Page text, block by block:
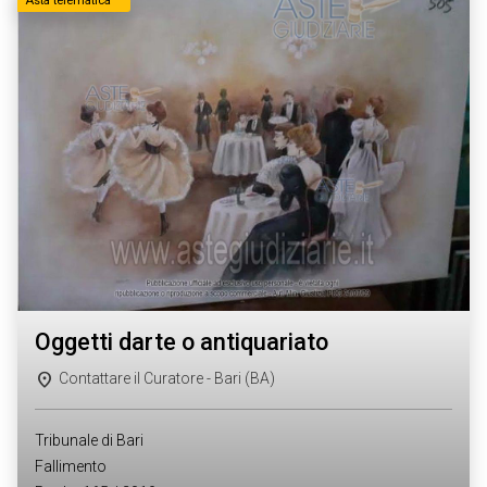
oggetti darte o antiquariato
Contattare il Curatore - Bari (BA)
Tribunale di Bari
Fallimento